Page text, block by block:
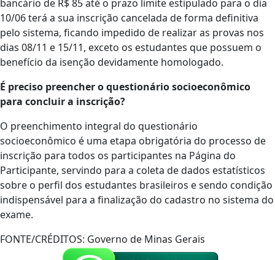
bancário de R$ 85 até o prazo limite estipulado para o dia
10/06 terá a sua inscrição cancelada de forma definitiva
pelo sistema, ficando impedido de realizar as provas nos
dias 08/11 e 15/11, exceto os estudantes que possuem o
benefício da isenção devidamente homologado.
É preciso preencher o questionário socioeconômico
para concluir a inscrição?
O preenchimento integral do questionário
socioeconômico é uma etapa obrigatória do processo de
inscrição para todos os participantes na Página do
Participante, servindo para a coleta de dados estatísticos
sobre o perfil dos estudantes brasileiros e sendo condição
indispensável para a finalização do cadastro no sistema do
exame.
FONTE/CRÉDITOS: Governo de Minas Gerais